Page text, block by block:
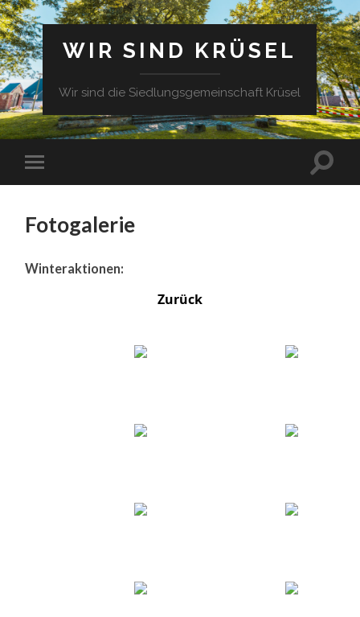
WIR SIND KRÜSEL
Wir sind die Siedlungsgemeinschaft Krüsel
Fotogalerie
Winteraktionen:
Zurück